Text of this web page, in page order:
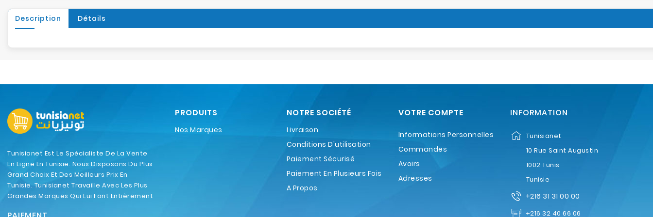
Description Détails
Tunisianet Est Le Spécialiste De La Vente
En Ligne En Tunisie. Nous Disposons Du Plus
Grand Choix Et Des Meilleurs Prix En
Tunisie. Tunisianet Travaille Avec Les Plus
Grandes Marques Qui Lui Font Entièrement
PRODUITS
Nos Marques
NOTRE SOCIÉTÉ
Livraison
Conditions D'utilisation
Paiement Sécurisé
Paiement En Plusieurs Fois
A Propos
VOTRE COMPTE
Informations Personnelles
Commandes
Avoirs
Adresses
INFORMATION
Tunisianet
10 Rue Saint Augustin
1002 Tunis
Tunisie
+216 31 31 00 00
+216 32 40 66 06